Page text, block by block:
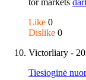
tor markets
Like 0
Dislike 0
Victorliary -
Tiesioginė